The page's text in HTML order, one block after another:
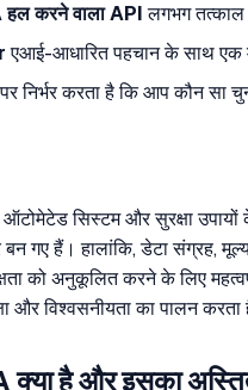
करने वाला API लगभग तत्काल
एआई-आधारित पहचान के साथ एक
निर्भर करता है कि आप कौन सा
सिस्टम और सुरक्षा उपायों
बन गए हैं। हालांकि, डेटा संग्रह,
को अनुकूलित करने के लिए
और विश्वसनीयता का पालन करता
है और इसका